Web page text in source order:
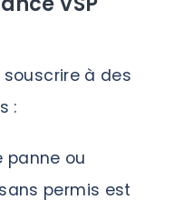
à des
:
panne ou
permis est